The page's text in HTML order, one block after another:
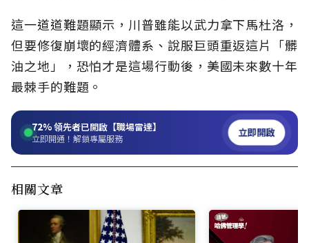
這一道道難題顯示，川普雖能以武力拿下馬杜洛，
但要修復崩壞的經濟體系、說服巨頭重返這片「髒
油之地」，恐怕才是這場行動後，美國未來數十年
最棘手的難題。
72%領先者已開啟【職場雷達】
立即開通！解鎖專屬服務 立即開啟
相關文章